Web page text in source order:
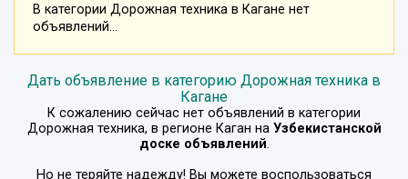
В категории Дорожная техника в Кагане нет
объявлений...
Дать объявление в категорию Дорожная техника в
Кагане
К сожалению сейчас нет объявлений в категории
Дорожная техника, в регионе Каган на Узбекистанской
доске объявлений.
Но не теряйте надежду! Вы можете воспользоваться